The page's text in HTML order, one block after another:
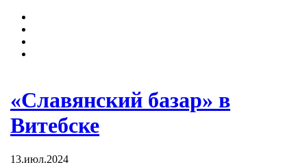
«Славянский базар» в
Витебске
13.июл.2024